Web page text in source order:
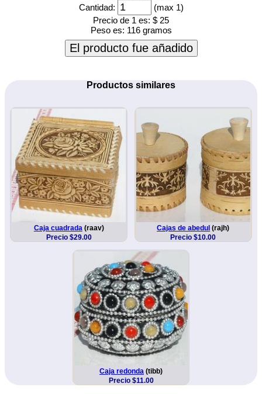
Cantidad:
(max 1)
Precio de 1 es: $ 25
Peso es: 116 gramos
El producto fue añadido
Productos similares
Caja cuadrada(raav)
Precio $29.00
Cajas de abedul (rajh)
Precio $10.00
Caja redonda (tibb)
Precio $11.00